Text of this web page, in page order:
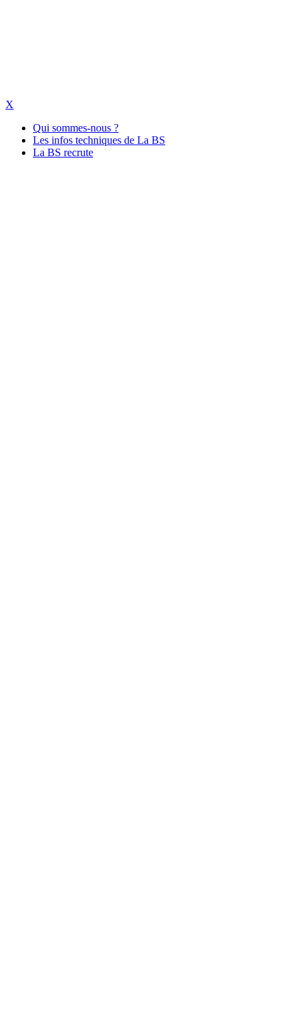
X
Qui sommes-nous ?
Les infos techniques de La BS
La BS recrute